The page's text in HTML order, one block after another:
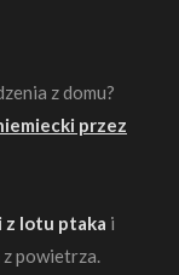
z domu?
przez
z lotu ptaka i
z powietrza.